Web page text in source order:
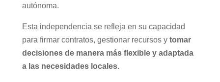
autónoma.
Esta independencia se refleja en su capacidad
para firmar contratos, gestionar recursos y tomar
decisiones de manera más flexible y adaptada
a las necesidades locales.